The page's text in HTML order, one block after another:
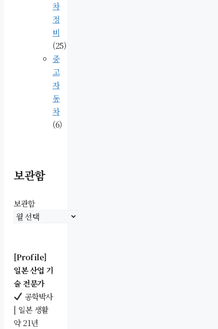
차
정
비
(25)
중
고
자
동
차
(6)
보관함
보관함
[Profile]
일본 산업 기
술 전문가
공학박사
| 일본 생활
약 21년